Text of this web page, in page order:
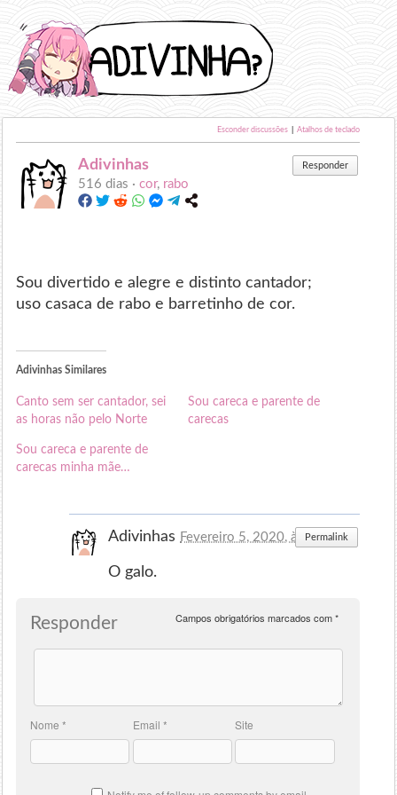
Esconder discussões Atalhos de teclado
Adivinhas Responder
516 dias ·cor, rabo
Sou divertido e alegre e distinto cantador;
uso casaca de rabo e barretinho de cor.
Adivinhas Similares
Canto sem ser cantador, sei
as horas não pelo Norte
Sou careca e parente de
carecas
Sou careca e parente de
carecas minha mãe…
Adivinhas Fevereiro 5, 2020, às 22:02
Permalink
O galo.
Responder Campos obrigatórios marcados com*
Nome* Email * Site